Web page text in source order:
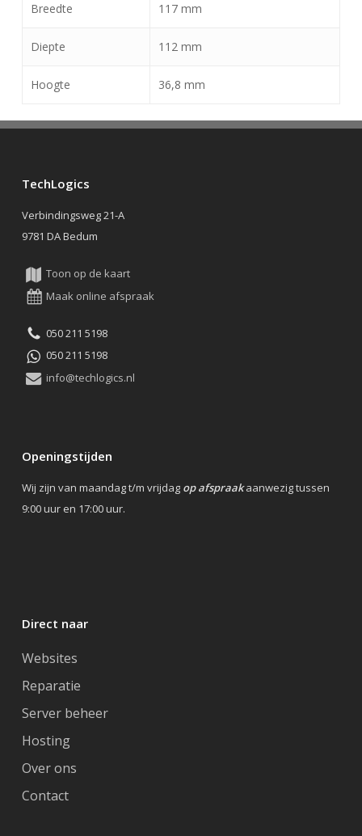
Breedte 117 mm
Diepte 112 mm
Hoogte 36,8 mm
TechLogics
Verbindingsweg 21-A
9781 DA Bedum
Toon op de kaart
Maak online afspraak
050 211 5198
050 211 5198
info@techlogics.nl
Openingstijden
Wij zijn van maandag t/m vrijdag op afspraakaanwezig tussen
9:00 uur en 17:00 uur.
Direct naar
Websites
Reparatie
Server beheer
Hosting
Over ons
Contact